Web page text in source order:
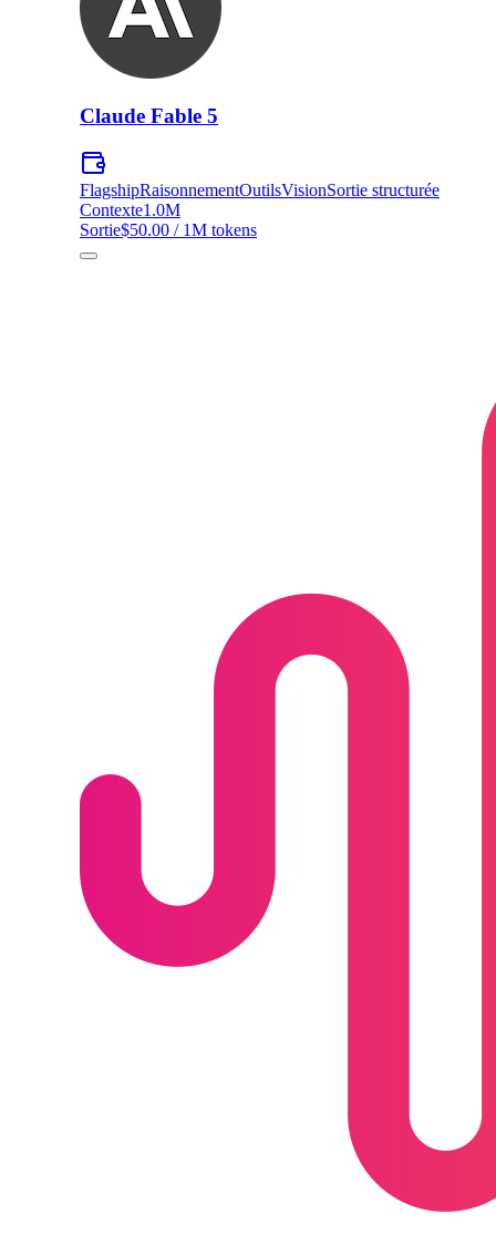
Claude Fable 5
FlagshipRaisonnementOutilsVisionSortie structurée
Contexte1.0M
Sortie$50.00 / 1M tokens